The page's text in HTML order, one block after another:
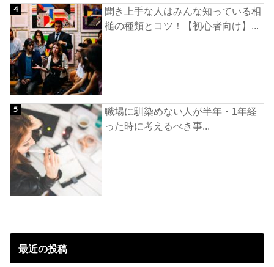
聞き上手な人はみんな知っている相
槌の種類とコツ！【初心者向け】...
職場に馴染めない人が半年・1年経
った時に考えるべき事...
最近の投稿